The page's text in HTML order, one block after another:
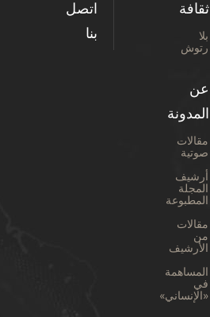
ثقافة
بلا
رتوش
عن
المدونة
مقالات
صوتية
أرشيف
المجلة
المطبوعة
مقالات
من
الأرشيف
المساهمة
في
«الإنساني»
اتصل
بنا